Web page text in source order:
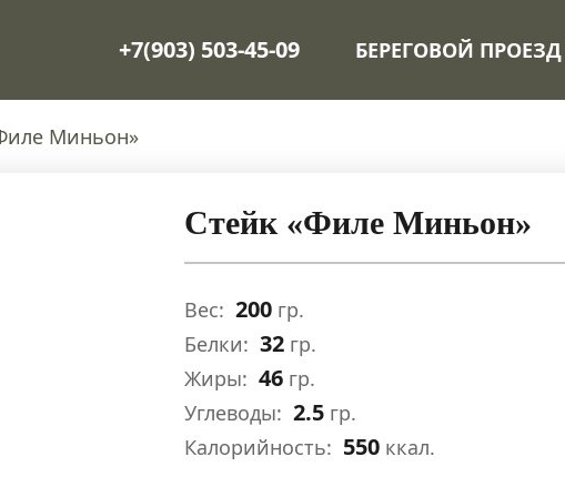
+7(903) 503-45-09 БЕРЕГОВОЙ ПРОЕЗД
Миньон»
Стейк «Филе Миньон»
Вес: 200 гр.
Белки: 32 гр.
Жиры: 46 гр.
Углеводы: 2.5 гр.
Калорийность: 550 ккал.